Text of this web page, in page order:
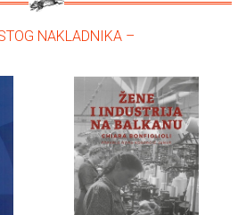
NAKLADNIKA –